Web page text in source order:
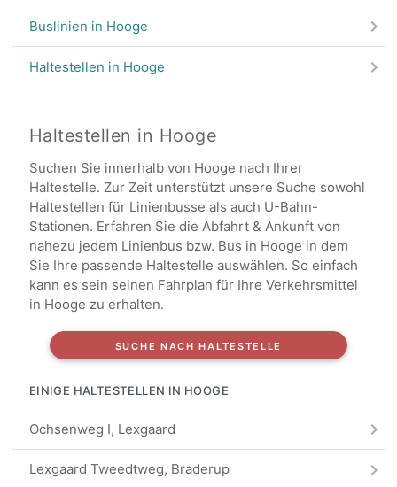
Buslinien in Hooge
Haltestellen in Hooge
Haltestellen in Hooge
Suchen Sie innerhalb von Hooge nach Ihrer
Haltestelle. Zur Zeit unterstützt unsere Suche sowohl
Haltestellen für Linienbusse als auch U-Bahn-
Stationen. Erfahren Sie die Abfahrt & Ankunft von
nahezu jedem Linienbus bzw. Bus in Hooge in dem
Sie Ihre passende Haltestelle auswählen. So einfach
kann es sein seinen Fahrplan für Ihre Verkehrsmittel
in Hooge zu erhalten.
SUCHE NACH HALTESTELLE
EINIGE HALTESTELLEN IN HOOGE
Ochsenweg I, Lexgaard
Lexgaard Tweedtweg, Braderup